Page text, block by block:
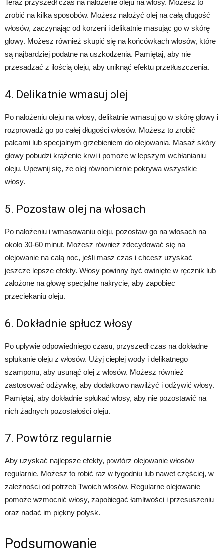
Teraz przyszedł czas na nałożenie oleju na włosy. Możesz to
zrobić na kilka sposobów. Możesz nałożyć olej na całą długość
włosów, zaczynając od korzeni i delikatnie masując go w skórę
głowy. Możesz również skupić się na końcówkach włosów, które
są najbardziej podatne na uszkodzenia. Pamiętaj, aby nie
przesadzać z ilością oleju, aby uniknąć efektu przetłuszczenia.
4. Delikatnie wmasuj olej
Po nałożeniu oleju na włosy, delikatnie wmasuj go w skórę głowy i
rozprowadź go po całej długości włosów. Możesz to zrobić
palcami lub specjalnym grzebieniem do olejowania. Masaż skóry
głowy pobudzi krążenie krwi i pomoże w lepszym wchłanianiu
oleju. Upewnij się, że olej równomiernie pokrywa wszystkie
włosy.
5. Pozostaw olej na włosach
Po nałożeniu i wmasowaniu oleju, pozostaw go na włosach na
około 30-60 minut. Możesz również zdecydować się na
olejowanie na całą noc, jeśli masz czas i chcesz uzyskać
jeszcze lepsze efekty. Włosy powinny być owinięte w ręcznik lub
założone na głowę specjalne nakrycie, aby zapobiec
przeciekaniu oleju.
6. Dokładnie spłucz włosy
Po upływie odpowiedniego czasu, przyszedł czas na dokładne
spłukanie oleju z włosów. Użyj ciepłej wody i delikatnego
szamponu, aby usunąć olej z włosów. Możesz również
zastosować odżywkę, aby dodatkowo nawilżyć i odżywić włosy.
Pamiętaj, aby dokładnie spłukać włosy, aby nie pozostawić na
nich żadnych pozostałości oleju.
7. Powtórz regularnie
Aby uzyskać najlepsze efekty, powtórz olejowanie włosów
regularnie. Możesz to robić raz w tygodniu lub nawet częściej, w
zależności od potrzeb Twoich włosów. Regularne olejowanie
pomoże wzmocnić włosy, zapobiegać łamliwości i przesuszeniu
oraz nadać im piękny połysk.
Podsumowanie